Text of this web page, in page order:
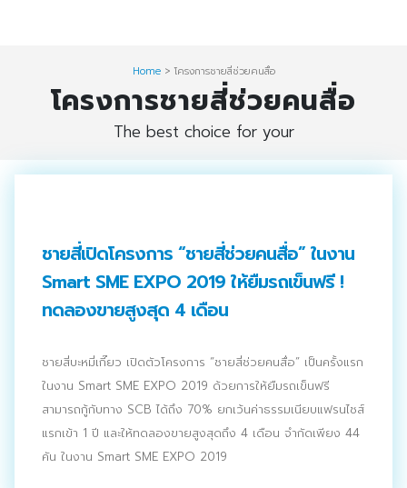
intro
Media Solution
ข้อมูลบริษัท
จัดงานแสดงสินค้าและอีเว้นท์ต่าง ๆ
บริการของเรา
ประชาสัมพันธ์ผ่านสื่อออฟไลน์และสื่อออนไลน์
Home> โครงการชายสี่ช่วยคนสื่อ
โครงการชายสี่ช่วยคนสื่อ
The best choice for your
ชายสี่เปิดโครงการ “ชายสี่ช่วยคนสื่อ” ในงาน
Smart SME EXPO 2019 ให้ยืมรถเข็นฟรี !
ทดลองขายสูงสุด 4 เดือน
ชายสี่บะหมี่เกี๊ยว เปิดตัวโครงการ “ชายสี่ช่วยคนสื่อ” เป็นครั้งแรก
ในงาน Smart SME EXPO 2019 ด้วยการให้ยืมรถเข็นฟรี
สามารถกู้กับทาง SCB ได้ถึง 70% ยกเว้นค่าธรรมเนียบแฟรนไชส์
แรกเข้า 1 ปี และให้ทดลองขายสูงสุดถึง 4 เดือน จำกัดเพียง 44
คัน ในงาน Smart SME EXPO 2019